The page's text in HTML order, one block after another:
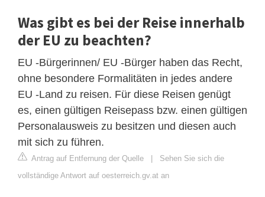
Was gibt es bei der Reise innerhalb
der EU zu beachten?
EU -Bürgerinnen/ EU -Bürger haben das Recht,
ohne besondere Formalitäten in jedes andere
EU -Land zu reisen. Für diese Reisen genügt
es, einen gültigen Reisepass bzw. einen gültigen
Personalausweis zu besitzen und diesen auch
mit sich zu führen.
Antrag auf Entfernung der Quelle | Sehen Sie sich die
vollständige Antwort auf oesterreich.gv.at an